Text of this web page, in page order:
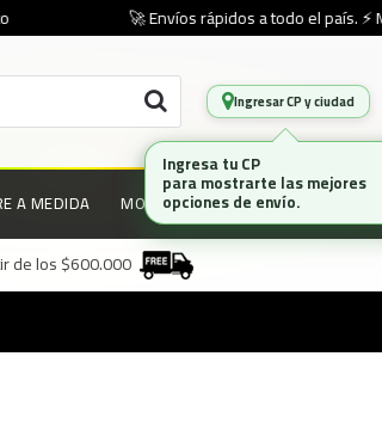
🚀 Envíos rápidos a todo el país.
Ingresar CP y ciudad
A MEDIDA MONITORES MARCAS
de los $600.000
Ingresa tu CP
para mostrarte las mejores
opciones de envío.